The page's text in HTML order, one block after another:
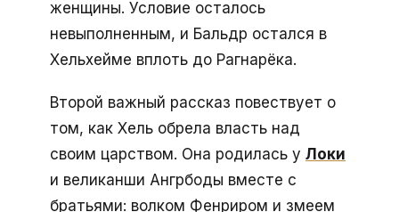
женщины. Условие осталось
невыполненным, и Бальдр остался в
Хельхейме вплоть до Рагнарёка.
Второй важный рассказ повествует о
том, как Хель обрела власть над
своим царством. Она родилась у Локи
и великанши Ангрбоды вместе с
братьями: волком Фенриром и змеем